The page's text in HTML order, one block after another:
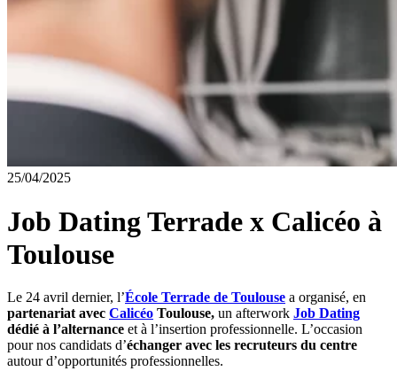
25/04/2025
Job Dating Terrade x Calicéo à
Toulouse
Le 24 avril dernier, l’École Terrade de Toulouse a organisé, en
partenariat avec Calicéo Toulouse, un afterwork Job Dating
dédié à l’alternance et à l’insertion professionnelle. L’occasion
pour nos candidats d’échanger avec les recruteurs du centre
autour d’opportunités professionnelles.